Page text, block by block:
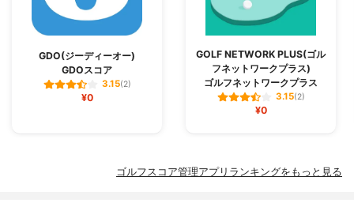
GDO(ジーディーオー)
GDOスコア
3.15(2)
¥0
GOLF NETWORK PLUS(ゴル
フネットワークプラス)
ゴルフネットワークプラス
3.15(2)
¥0
ゴルフスコア管理アプリランキングをもっと見る